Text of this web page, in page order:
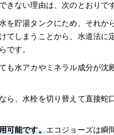
きない理由は、次のとおりで
を貯湯タンクにため、それか
てしまうことから、水道法に
です。
も水アカやミネラル成分が沈
ら、水栓を切り替えて直接蛇
可能です。エコジョーズは瞬